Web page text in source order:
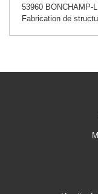
53960 BONCHAMP-
Fabrication de